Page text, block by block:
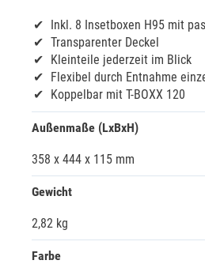
Inkl. 8 Insetboxen H95 mit
Transparenter Deckel
Kleinteile jederzeit im Blick
Flexibel durch Entnahme
Koppelbar mit T-BOXX 120
Außenmaße (LxBxH)
358 x 444 x 115 mm
Gewicht
2,82 kg
Farbe